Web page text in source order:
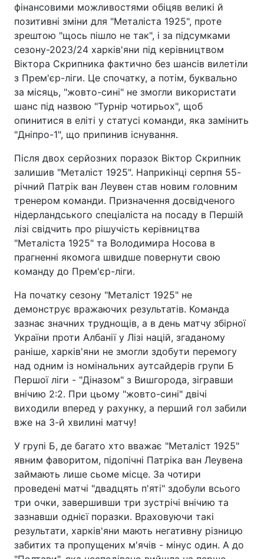
фінансовими можливостями обіцяв великі й
позитивні зміни для "Металіста 1925", проте
зрештою "щось пішло не так", і за підсумками
сезону-2023/24 харків'яни під керівництвом
Віктора Скрипника фактично без шансів вилетіли
з Прем'єр-ліги. Це спочатку, а потім, буквально
за місяць, "жовто-сині" не змогли використати
шанс під назвою "Турнір чотирьох", щоб
опинитися в еліті у статусі команди, яка замінить
"Дніпро-1", що припинив існування.
Після двох серйозних поразок Віктор Скрипник
залишив "Металіст 1925". Наприкінці серпня 55-
річний Патрік ван Леувен став новим головним
тренером команди. Призначення досвідченого
нідерландського спеціаліста на посаду в Першій
лізі свідчить про рішучість керівництва
"Металіста 1925" та Володимира Носова в
прагненні якомога швидше повернути свою
команду до Прем'єр-ліги.
На початку сезону "Металіст 1925" не
демонструє вражаючих результатів. Команда
зазнає значних труднощів, а в день матчу збірної
України проти Албанії у Лізі націй, згаданому
раніше, харків'яни не змогли здобути перемогу
над одним із номінальних аутсайдерів групи Б
Першої ліги - "Діназом" з Вишгорода, зігравши
внічию 2:2. При цьому "жовто-сині" двічі
виходили вперед у рахунку, а перший гол забили
вже на 3-й хвилині матчу!
У групі Б, де багато хто вважає "Металіст 1925"
явним фаворитом, підопічні Патріка ван Леувена
займають лише сьоме місце. За чотири
проведені матчі "двадцять п'яті" здобули всього
три очки, завершивши три зустрічі внічию та
зазнавши однієї поразки. Враховуючи такі
результати, харків'яни мають негативну різницю
забитих та пропущених м'ячів - мінус один. А до